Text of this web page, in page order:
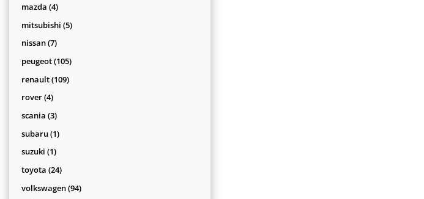
mazda 44
productos
mitsubishi 55
nissan 77
productos
peugeot 105105
renault 109109
rover 44
productos
scania 33
productos
subaru 11
suzuki 11
producto
toyota 2424
productos
volkswagen 9494